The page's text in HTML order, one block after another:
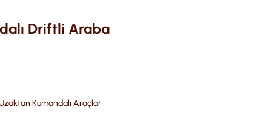
Driftli Araba
Kumandalı Araçlar